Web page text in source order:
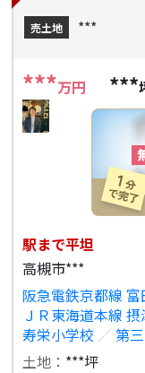
売土地 ***
***万円 ***
駅まで平坦
高槻市***
阪急電鉄京都線 富
ＪＲ東海道本線
寿栄小学校 ／ 第
土地： ***坪